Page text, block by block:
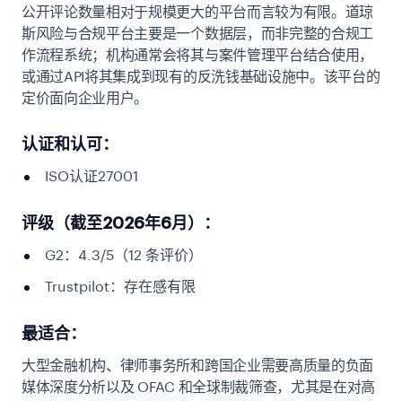
公开评论数量相对于规模更大的平台而言较为有限。道琼
斯风险与合规平台主要是一个数据层，而非完整的合规工
作流程系统；机构通常会将其与案件管理平台结合使用，
或通过API将其集成到现有的反洗钱基础设施中。该平台的
定价面向企业用户。
认证和认可：
ISO认证27001
评级（截至2026年6月）：
G2：4.3/5（12 条评价）
Trustpilot：存在感有限
最适合：
大型金融机构、律师事务所和跨国企业需要高质量的负面
媒体深度分析以及 OFAC 和全球制裁筛查，尤其是在对高